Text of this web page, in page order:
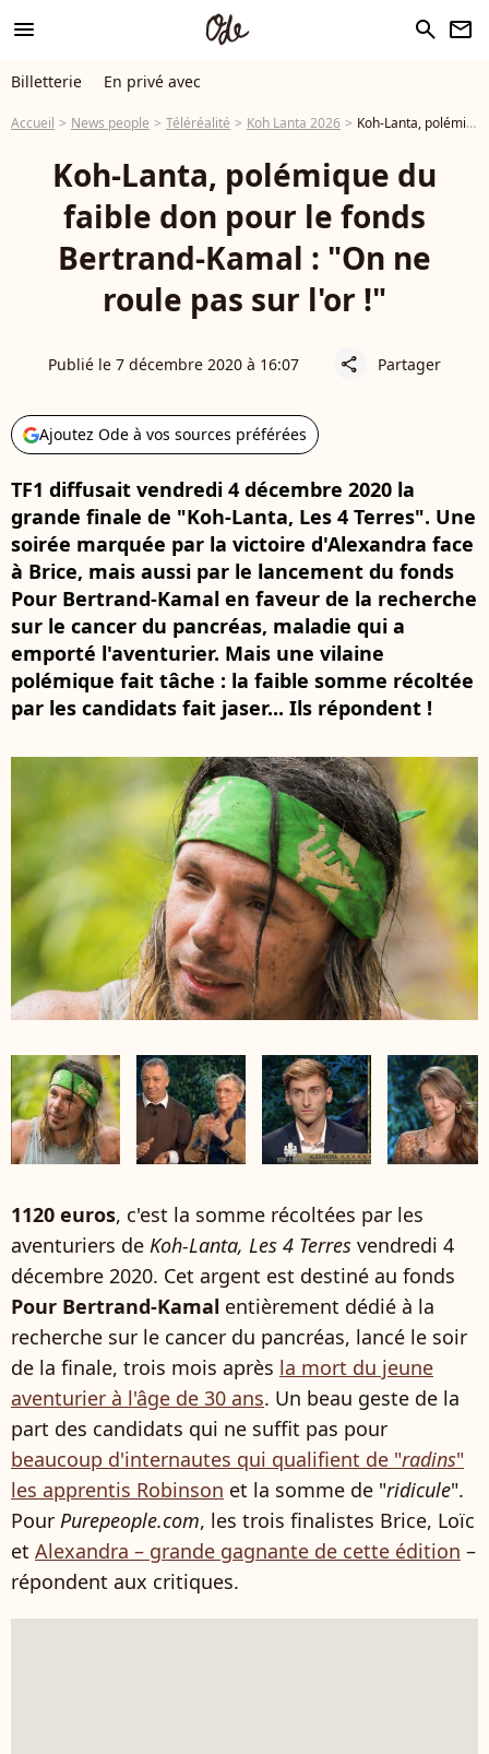
menu search newsletter
Billetterie En privé avec
Accueil News people Téléréalité Koh Lanta 2026 Koh-Lanta, polémique du faible don pour le fonds Bertrand-Kamal : "On ne roule pas sur l'or !"
Koh-Lanta, polémique du
faible don pour le fonds
Bertrand-Kamal : "On ne
roule pas sur l'or !"
Publié le 7 décembre 2020 à 16:07 share Partager
Ajoutez Ode à vos sources préférées
TF1 diffusait vendredi 4 décembre 2020 la
grande finale de "Koh-Lanta, Les 4 Terres". Une
soirée marquée par la victoire d'Alexandra face
à Brice, mais aussi par le lancement du fonds
Pour Bertrand-Kamal en faveur de la recherche
sur le cancer du pancréas, maladie qui a
emporté l'aventurier. Mais une vilaine
polémique fait tâche : la faible somme récoltée
par les candidats fait jaser... Ils répondent !
1120 euros, c'est la somme récoltées par les
aventuriers de Koh-Lanta, Les 4 Terres vendredi 4
décembre 2020. Cet argent est destiné au fonds
Pour Bertrand-Kamal entièrement dédié à la
recherche sur le cancer du pancréas, lancé le soir
de la finale, trois mois après la mort du jeune
aventurier à l'âge de 30 ans. Un beau geste de la
part des candidats qui ne suffit pas pour
beaucoup d'internautes qui qualifient de "radins"
les apprentis Robinson et la somme de "ridicule".
Pour Purepeople.com, les trois finalistes Brice, Loïc
et Alexandra – grande gagnante de cette édition –
répondent aux critiques.